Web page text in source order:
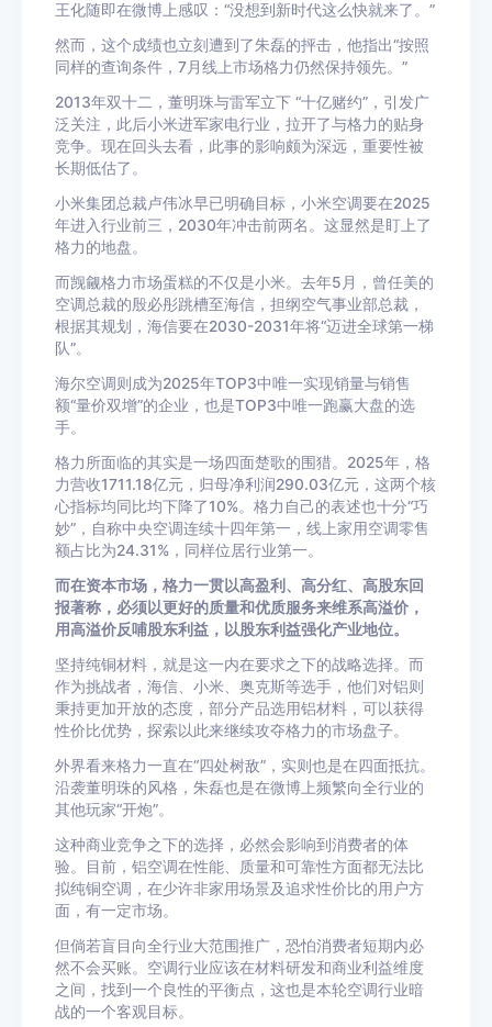
王化随即在微博上感叹：“没想到新时代这么快就来了。”
然而，这个成绩也立刻遭到了朱磊的抨击，他指出“按照
同样的查询条件，7月线上市场格力仍然保持领先。”
2013年双十二，董明珠与雷军立下 “十亿赌约”，引发广
泛关注，此后小米进军家电行业，拉开了与格力的贴身
竞争。现在回头去看，此事的影响颇为深远，重要性被
长期低估了。
小米集团总裁卢伟冰早已明确目标，小米空调要在2025
年进入行业前三，2030年冲击前两名。这显然是盯上了
格力的地盘。
而觊觎格力市场蛋糕的不仅是小米。去年5月，曾任美的
空调总裁的殷必彤跳槽至海信，担纲空气事业部总裁，
根据其规划，海信要在2030-2031年将“迈进全球第一梯
队”。
海尔空调则成为2025年TOP3中唯一实现销量与销售
额“量价双增”的企业，也是TOP3中唯一跑赢大盘的选
手。
格力所面临的其实是一场四面楚歌的围猎。2025年，格
力营收1711.18亿元，归母净利润290.03亿元，这两个核
心指标均同比均下降了10%。格力自己的表述也十分“巧
妙”，自称中央空调连续十四年第一，线上家用空调零售
额占比为24.31%，同样位居行业第一。
而在资本市场，格力一贯以高盈利、高分红、高股东回
报著称，必须以更好的质量和优质服务来维系高溢价，
用高溢价反哺股东利益，以股东利益强化产业地位。
坚持纯铜材料，就是这一内在要求之下的战略选择。而
作为挑战者，海信、小米、奥克斯等选手，他们对铝则
秉持更加开放的态度，部分产品选用铝材料，可以获得
性价比优势，探索以此来继续攻夺格力的市场盘子。
外界看来格力一直在“四处树敌”，实则也是在四面抵抗。
沿袭董明珠的风格，朱磊也是在微博上频繁向全行业的
其他玩家“开炮”。
这种商业竞争之下的选择，必然会影响到消费者的体
验。目前，铝空调在性能、质量和可靠性方面都无法比
拟纯铜空调，在少许非家用场景及追求性价比的用户方
面，有一定市场。
但倘若盲目向全行业大范围推广，恐怕消费者短期内必
然不会买账。空调行业应该在材料研发和商业利益维度
之间，找到一个良性的平衡点，这也是本轮空调行业暗
战的一个客观目标。